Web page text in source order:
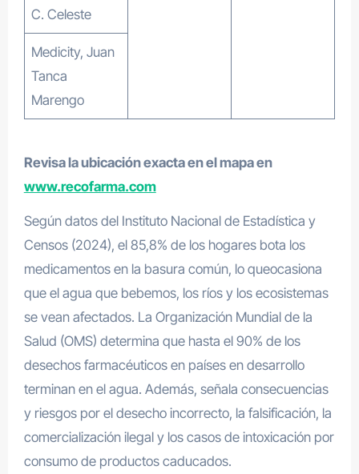
C. Celeste
Medicity, Juan
Tanca
Marengo
Revisa la ubicación exacta en el mapa en
www.recofarma.com
Según datos del Instituto Nacional de Estadística y
Censos (2024), el 85,8% de los hogares bota los
medicamentos en la basura común, lo queocasiona
que el agua que bebemos, los ríos y los ecosistemas
se vean afectados. La Organización Mundial de la
Salud (OMS) determina que hasta el 90% de los
desechos farmacéuticos en países en desarrollo
terminan en el agua. Además, señala consecuencias
y riesgos por el desecho incorrecto, la falsificación, la
comercialización ilegal y los casos de intoxicación por
consumo de productos caducados.